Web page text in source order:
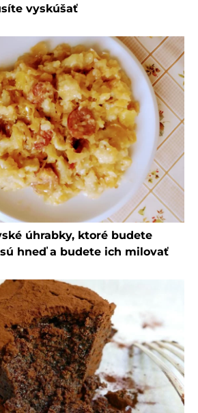
vyskúšať
úhrabky, ktoré budete
hneď a budete ich milovať